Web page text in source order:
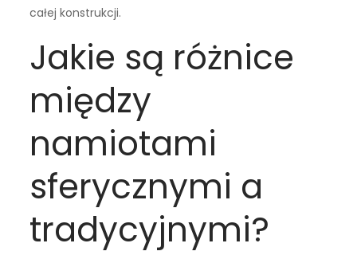
całej konstrukcji.
Jakie są różnice
między
namiotami
sferycznymi a
tradycyjnymi?